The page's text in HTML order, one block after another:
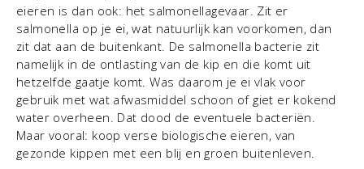
eieren is dan ook: het salmonellagevaar. Zit er
salmonella op je ei, wat natuurlijk kan voorkomen, dan
zit dat aan de buitenkant. De salmonella bacterie zit
namelijk in de ontlasting van de kip en die komt uit
hetzelfde gaatje komt. Was daarom je ei vlak voor
gebruik met wat afwasmiddel schoon of giet er kokend
water overheen. Dat dood de eventuele bacteriën.
Maar vooral: koop verse biologische eieren, van
gezonde kippen met een blij en groen buitenleven.